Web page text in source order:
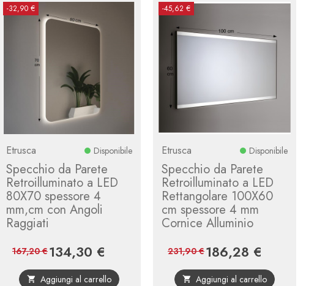
-32,90 €
Etrusca Disponibile
Specchio da Parete
Retroilluminato a LED
80X70 spessore 4
mm,cm con Angoli
Raggiati
Prezzo
134,30 €
base
167,20 €
 Aggiungi al carrello
-45,62 €
Etrusca Disponibile
Specchio da Parete
Retroilluminato a LED
Rettangolare 100X60
cm spessore 4 mm
Cornice Alluminio
Prezzo
186,28 €
base
231,90 €
 Aggiungi al carrello